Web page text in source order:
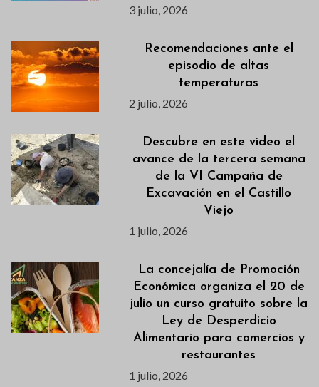
3 julio, 2026
Recomendaciones ante el
episodio de altas
temperaturas
2 julio, 2026
Descubre en este vídeo el
avance de la tercera semana
de la VI Campaña de
Excavación en el Castillo
Viejo
1 julio, 2026
La concejalía de Promoción
Económica organiza el 20 de
julio un curso gratuito sobre la
Ley de Desperdicio
Alimentario para comercios y
restaurantes
1 julio, 2026